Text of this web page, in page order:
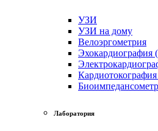
УЗИ
УЗИ на дому
Велоэргометрия
Лаборатория